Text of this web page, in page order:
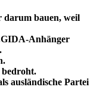
darum bauen, weil
Anhänger
bedroht.
ausländische Partei